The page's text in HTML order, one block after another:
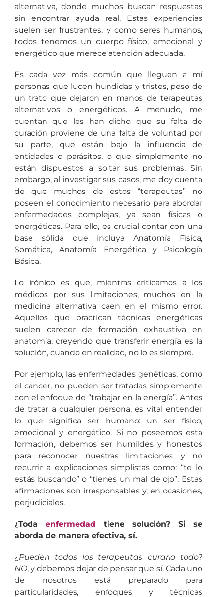
alternativa, donde muchos buscan respuestas
sin encontrar ayuda real. Estas experiencias
suelen ser frustrantes, y como seres humanos,
todos tenemos un cuerpo físico, emocional y
energético que merece atención adecuada.
Es cada vez más común que lleguen a mí
personas que lucen hundidas y tristes, peso de
un trato que dejaron en manos de terapeutas
alternativos o energéticos. A menudo, me
cuentan que les han dicho que su falta de
curación proviene de una falta de voluntad por
su parte, que están bajo la influencia de
entidades o parásitos, o que simplemente no
están dispuestos a soltar sus problemas. Sin
embargo, al investigar sus casos, me doy cuenta
de que muchos de estos “terapeutas” no
poseen el conocimiento necesario para abordar
enfermedades complejas, ya sean físicas o
energéticas. Para ello, es crucial contar con una
base sólida que incluya Anatomía Física,
Somática, Anatomía Energética y Psicología
Básica.
Lo irónico es que, mientras criticamos a los
médicos por sus limitaciones, muchos en la
medicina alternativa caen en el mismo error.
Aquellos que practican técnicas energéticas
suelen carecer de formación exhaustiva en
anatomía, creyendo que transferir energía es la
solución, cuando en realidad, no lo es siempre.
Por ejemplo, las enfermedades genéticas, como
el cáncer, no pueden ser tratadas simplemente
con el enfoque de “trabajar en la energía”. Antes
de tratar a cualquier persona, es vital entender
lo que significa ser humano: un ser físico,
emocional y energético. Si no poseemos esta
formación, debemos ser humildes y honestos
para reconocer nuestras limitaciones y no
recurrir a explicaciones simplistas como: “te lo
estás buscando” o “tienes un mal de ojo”. Estas
afirmaciones son irresponsables y, en ocasiones,
perjudiciales.
¿Todaenfermedad tiene solución? Si se
aborda de manera efectiva, sí.
¿Pueden todos los terapeutas curarlo todo?
NO, y debemos dejar de pensar que sí. Cada uno
de nosotros está preparado para
particularidades, enfoques y técnicas